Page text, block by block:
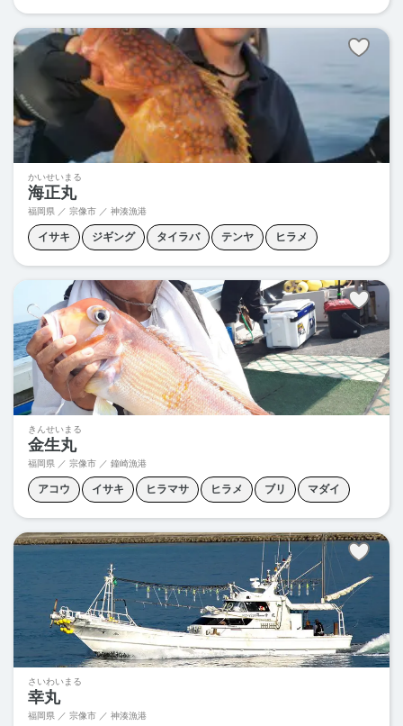
夜焚きイカ 落とし込み釣り
かいせいまる
海正丸
福岡県 ／ 宗像市 ／ 神湊漁港
イサキ ジギング タイラバ テンヤ ヒラメ
夜焚きイカ 根魚 泳がせ釣り 落とし込み釣り 青物
きんせいまる
金生丸
福岡県 ／ 宗像市 ／ 鐘崎漁港
アコウ イサキ ヒラマサ ヒラメ ブリ マダイ
五目釣り 夜焚きイカ 天秤オキアミ釣り 泳がせ釣り
落とし込み釣り
さいわいまる
幸丸
福岡県 ／ 宗像市 ／ 神湊漁港